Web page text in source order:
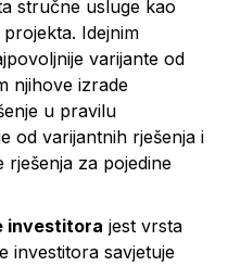
stručne usluge kao
Idejnim
varijante od
njihove izrade
u pravilu
od varijantnih rješenja i
za pojedine
investitora jest vrsta
investitora savjetuje